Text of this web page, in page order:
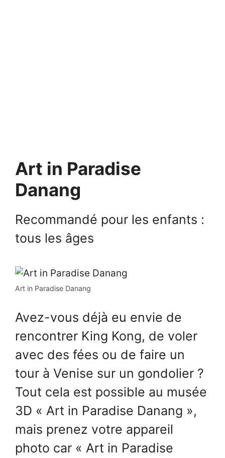
Art in Paradise
Danang
Recommandé pour les enfants :
tous les âges
Art in Paradise Danang
Avez-vous déjà eu envie de
rencontrer King Kong, de voler
avec des fées ou de faire un
tour à Venise sur un gondolier ?
Tout cela est possible au musée
3D « Art in Paradise Danang »,
mais prenez votre appareil
photo car « Art in Paradise